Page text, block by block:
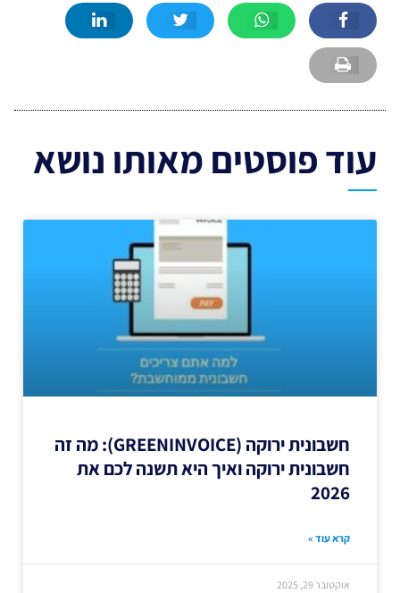
עוד פוסטים מאותו נושא
חשבונית ירוקה (GREENINVOICE): מה זה
חשבונית ירוקה ואיך היא תשנה לכם את
2026
קרא עוד »
אוקטובר 29, 2025